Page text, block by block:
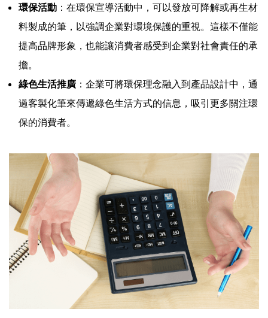
環保活動 ：在環保宣導活動中，可以發放可降解或再生材
料製成的筆，以強調企業對環境保護的重視。這樣不僅能
提高品牌形象，也能讓消費者感受到企業對社會責任的承
擔。
綠色生活推廣 ：企業可將環保理念融入到產品設計中，通
過客製化筆來傳遞綠色生活方式的信息，吸引更多關注環
保的消費者。